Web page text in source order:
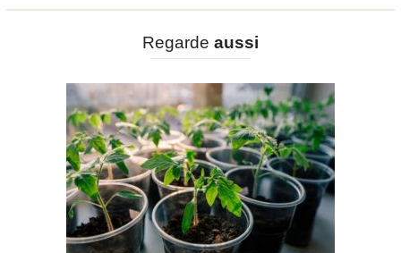
Regarde aussi